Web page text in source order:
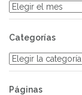
Archivos
Categorías
Categorías
Páginas